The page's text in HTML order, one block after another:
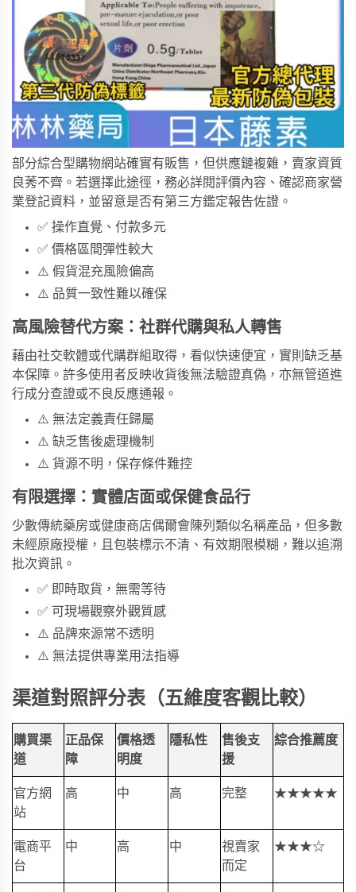
部分綜合型購物網站確實有販售，但供應鏈複雜，賣家資質
良莠不齊。若選擇此途徑，務必詳閱評價內容、確認商家營
業登記資料，並留意是否有第三方鑑定報告佐證。
✅ 操作直覺、付款多元
✅ 價格區間彈性較大
⚠️ 假貨混充風險偏高
⚠️ 品質一致性難以確保
高風險替代方案：社群代購與私人轉售
藉由社交軟體或代購群組取得，看似快速便宜，實則缺乏基
本保障。許多使用者反映收貨後無法驗證真偽，亦無管道進
行成分查證或不良反應通報。
⚠️ 無法定義責任歸屬
⚠️ 缺乏售後處理機制
⚠️ 貨源不明，保存條件難控
有限選擇：實體店面或保健食品行
少數傳統藥房或健康商店偶爾會陳列類似名稱產品，但多數
未經原廠授權，且包裝標示不清、有效期限模糊，難以追溯
批次資訊。
✅ 即時取貨，無需等待
✅ 可現場觀察外觀質感
⚠️ 品牌來源常不透明
⚠️ 無法提供專業用法指導
渠道對照評分表（五維度客觀比較）
購買渠
道
正品保
障
價格透
明度
隱私性
售後支
援
綜合推薦度
官方網
站
高 中 高 完整 ★★★★★
電商平
台
中 高 中
視賣家
而定
★★★☆